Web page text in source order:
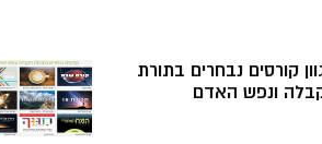
קורסים נבחרים בתורת
ונפש האדם